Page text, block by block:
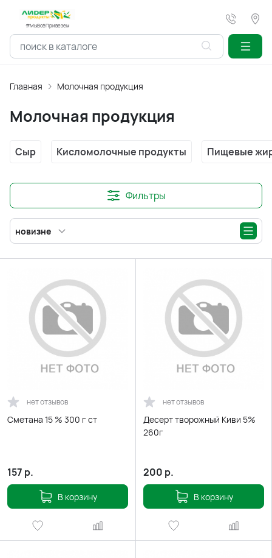
#МыВсёПривезем
Главная Молочная продукция
Молочная продукция
Сыр Кисломолочные продукты Пищевые
Фильтры
новизне
нет отзывов
Сметана 15 % 300 г ст
157 р.
В корзину
нет отзывов
Десерт творожный Киви 5%
260г
200 р.
В корзину